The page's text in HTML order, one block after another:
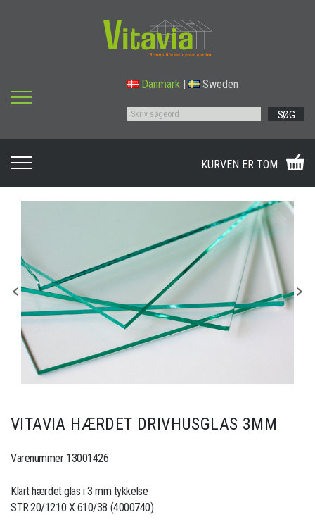
Danmark Sweden
SØG
KURVEN ER TOM
VITAVIA HÆRDET DRIVHUSGLAS 3MM
Varenummer 13001426
Klart hærdet glas i 3 mm tykkelse
STR.20/1210 X 610/38 (4000740)